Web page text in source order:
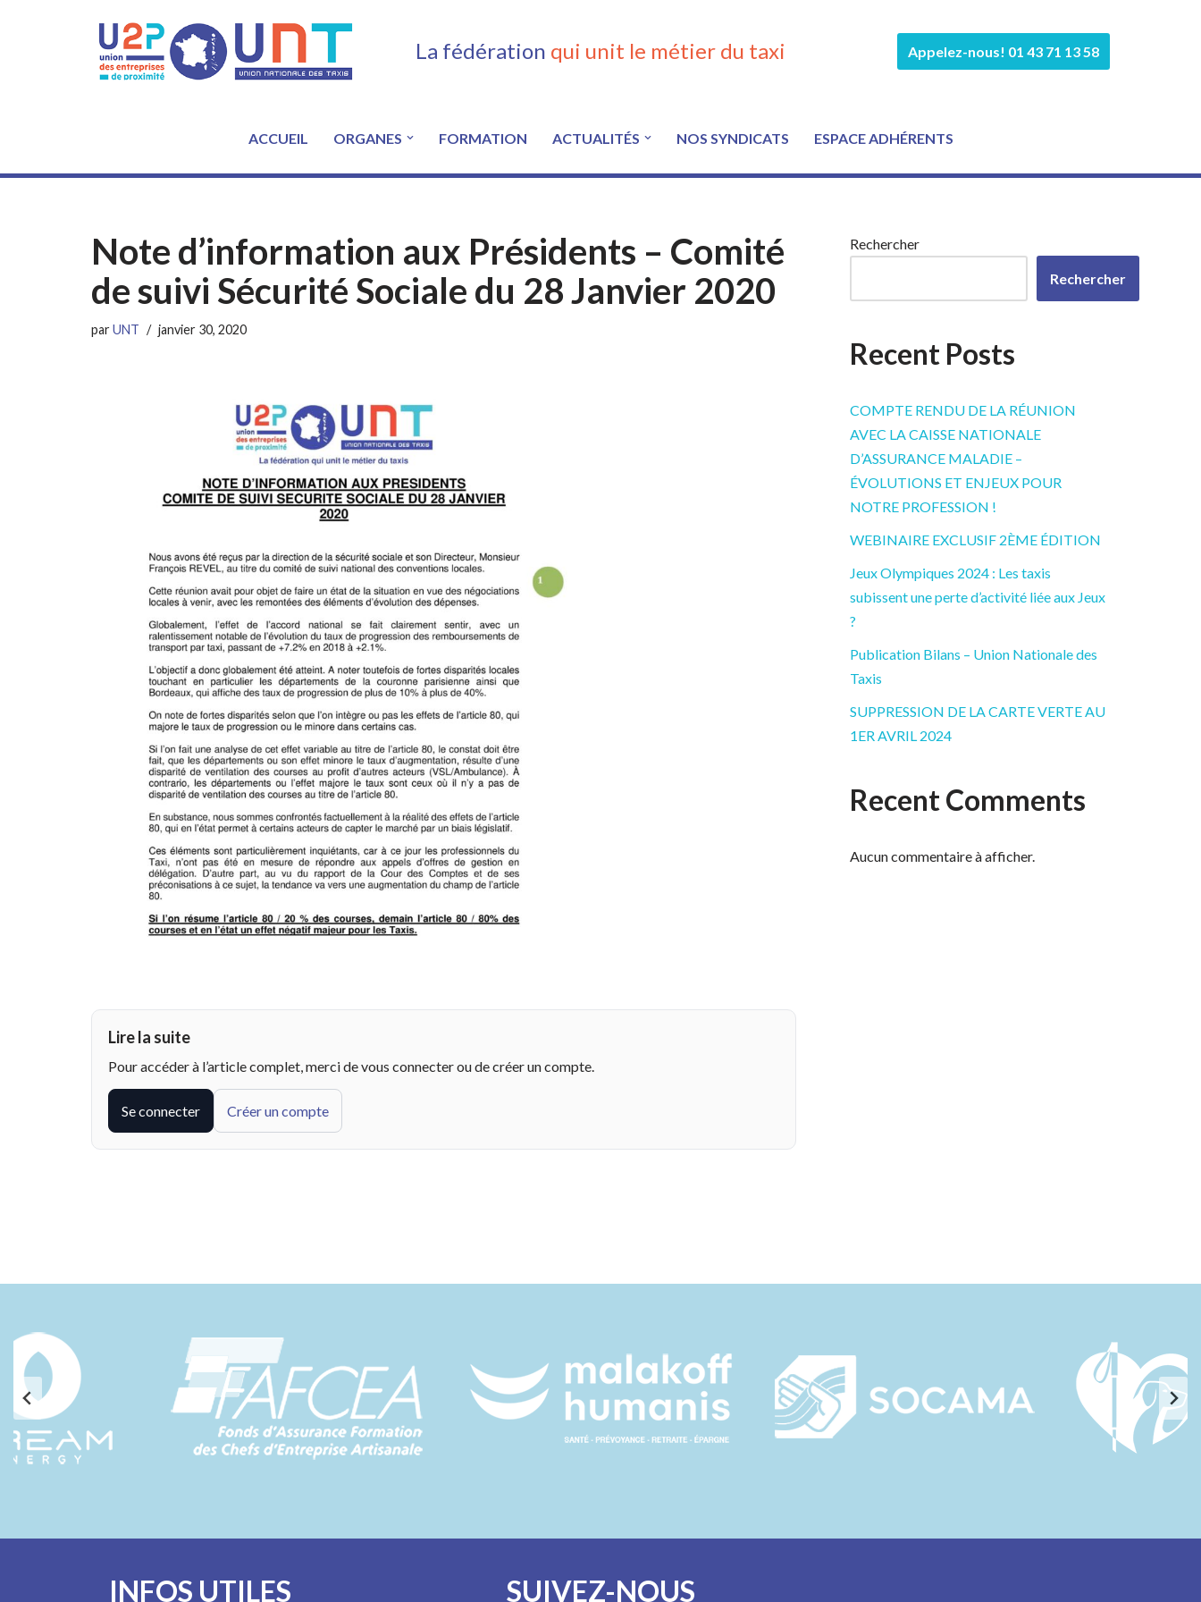
La fédération qui unit le métier du taxi Appelez-nous! 01 43 71 13 58
ACCUEIL ORGANES FORMATION ACTUALITÉS NOS SYNDICATS ESPACE ADHÉRENTS
Note d’information aux Présidents – Comité
de suivi Sécurité Sociale du 28 Janvier 2020
parUNT janvier 30, 2020
Lire la suite
Pour accéder à l’article complet, merci de vous connecter ou de créer un compte.
Se connecter Créer un compte
Rechercher
Rechercher
Recent Posts
COMPTE RENDU DE LA RÉUNION
AVEC LA CAISSE NATIONALE
D’ASSURANCE MALADIE –
ÉVOLUTIONS ET ENJEUX POUR
NOTRE PROFESSION !
WEBINAIRE EXCLUSIF 2ÈME ÉDITION
Jeux Olympiques 2024 : Les taxis
subissent une perte d’activité liée aux Jeux
?
Publication Bilans – Union Nationale des
Taxis
SUPPRESSION DE LA CARTE VERTE AU
1ER AVRIL 2024
Recent Comments
Aucun commentaire à afficher.
INFOS UTILES SUIVEZ-NOUS